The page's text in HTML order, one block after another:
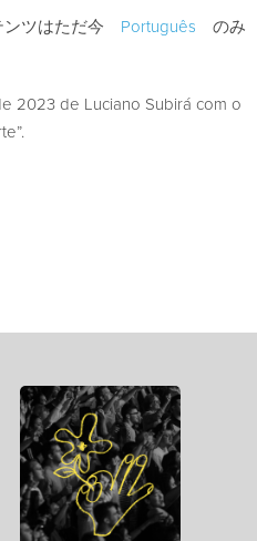
ンツはただ今 Português のみ
2023 de Luciano Subirá com o